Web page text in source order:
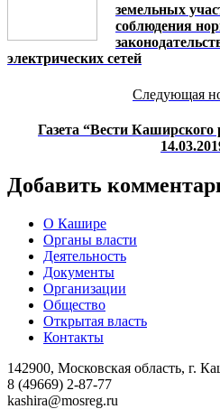
земельных
соблюдения
электрических сетей
Следующая
Газета “Вести Каширского
Добавить
О Кашире
Органы власти
Деятельность
Документы
Организации
Общество
Открытая власть
Контакты
142900, Московская область, г.
8 (49669) 2-87-77
kashira@mosreg.ru